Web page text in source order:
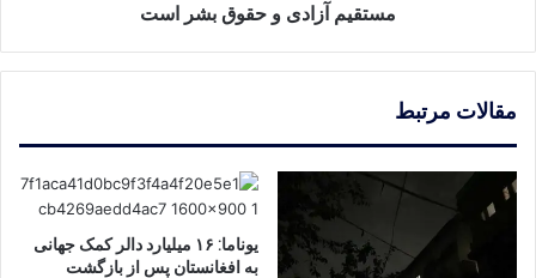
مستقیم آزادی و حقوق بشر است
مقالات مرتبط
یوناما: ۱۶ میلیارد دالر کمک جهانی
به افغانستان پس از بازگشت